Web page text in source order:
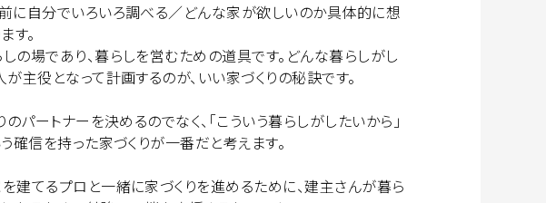
に自分でいろいろ調べる／どんな家が欲しいのか具体的に想
す。
の場であり、暮らしを営むための道具です。どんな暮らしがし
主役となって計画するのが、いい家づくりの秘訣です。
パートナーを決めるのでなく、「こういう暮らしがしたいから」
確信を持った家づくりが一番だと考えます。
建てるプロと一緒に家づくりを進めるために、建主さんが暮ら